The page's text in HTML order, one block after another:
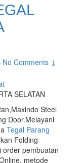
No Comments ↓
SELATAN
Steel
Door.Melayani
Tegal Parang
Folding
order pembuatan
metode